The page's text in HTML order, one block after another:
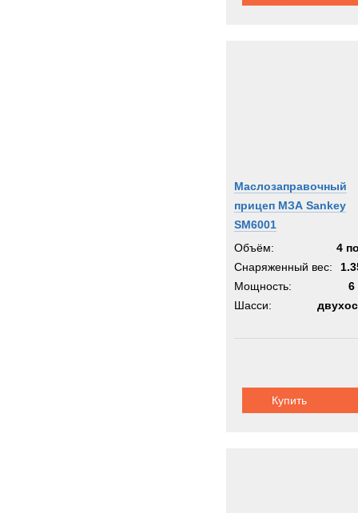
Маслозаправочный
прицеп МЗА Sankey
SM6001
Объём:
4
Снаряженный вес:
Мощность:
6
Шасси:
Купить